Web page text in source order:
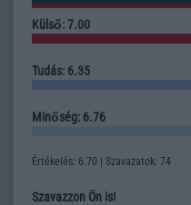
Külső: 7.00
Tudás: 6.35
Minőség: 6.76
Értékelés: 6.70 | Szavazatok: 74
Szavazzon Ön is!